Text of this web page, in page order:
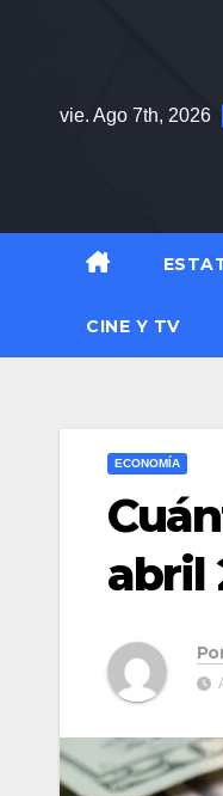
vie. Ago 7th, 2026
CINE Y TV
ECONOMÍA
abril